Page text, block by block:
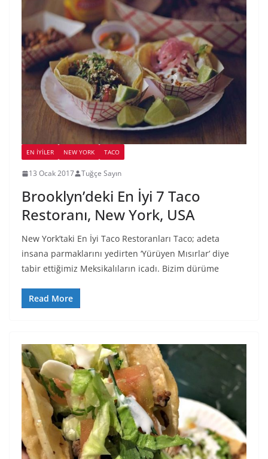
EN İYILER NEW YORK TACO
13 Ocak 2017 Tuğçe Sayın
Brooklyn’deki En İyi 7 Taco
Restoranı, New York, USA
New York’taki En İyi Taco Restoranları Taco; adeta
insana parmaklarını yedirten ‘Yürüyen Mısırlar’ diye
tabir ettiğimiz Meksikalıların icadı. Bizim dürüme
Read More